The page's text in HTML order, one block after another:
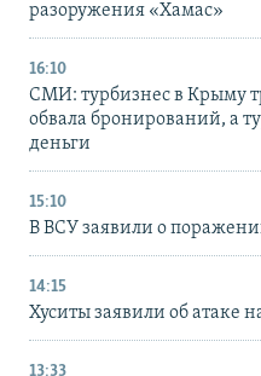
разоружения «Хамас»
16:10
СМИ: турбизнес в Крыму
обвала бронирований, а
деньги
15:10
В ВСУ заявили о
14:15
Хуситы заявили об атаке
13:33